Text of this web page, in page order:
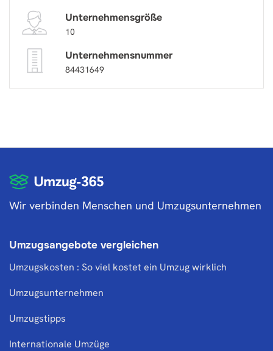
Unternehmensgröße
10
Unternehmensnummer
84431649
Wir verbinden Menschen und Umzugsunternehmen
Umzugsangebote vergleichen
Umzugskosten : So viel kostet ein Umzug wirklich
Umzugsunternehmen
Umzugstipps
Internationale Umzüge